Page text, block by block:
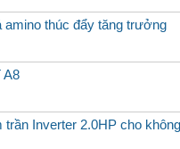
amino thúc đẩy tăng trưởng
A8
Inverter 2.0HP cho